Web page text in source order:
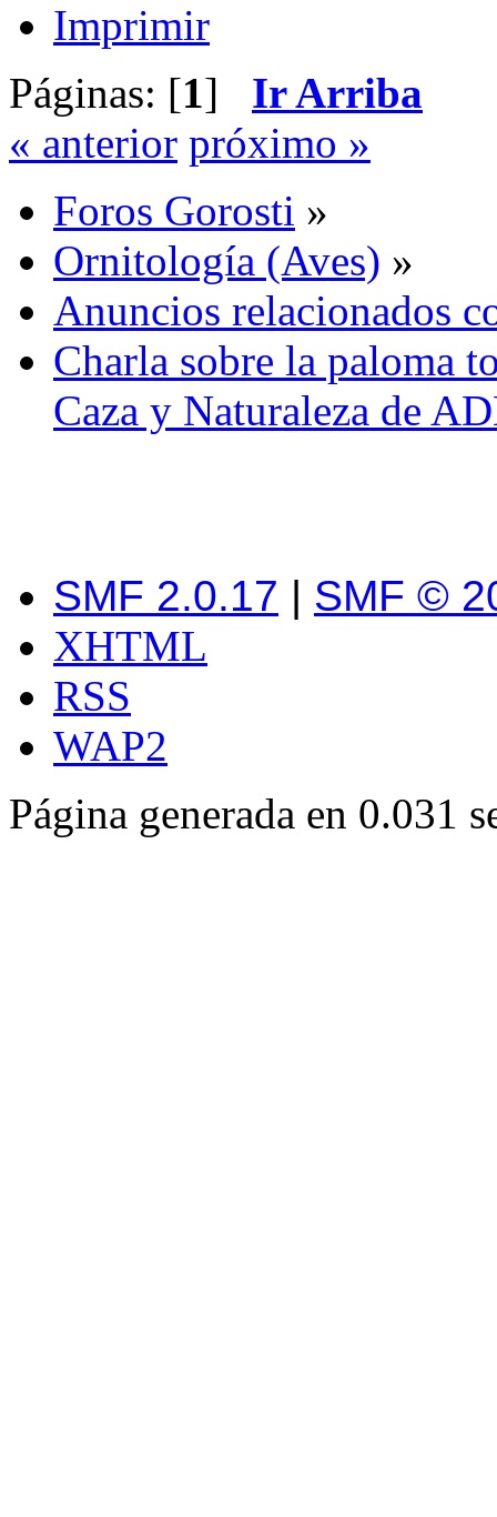
Imprimir
Páginas: [1] Ir Arriba
« anterior próximo »
Foros Gorosti »
Ornitología (Aves) »
Anuncios relacionados
Charla sobre la paloma
Caza y Naturaleza de
SMF 2.0.17 | SMF ©
XHTML
RSS
WAP2
Página generada en 0.031